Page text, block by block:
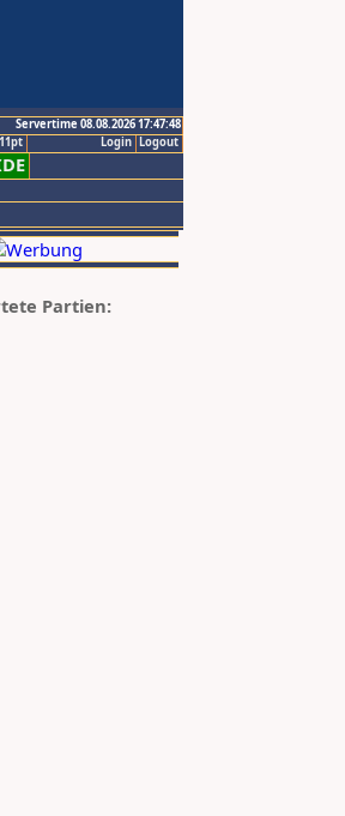
Servertime 08.08.2026 17:47:48
Logout
Login
Partien: